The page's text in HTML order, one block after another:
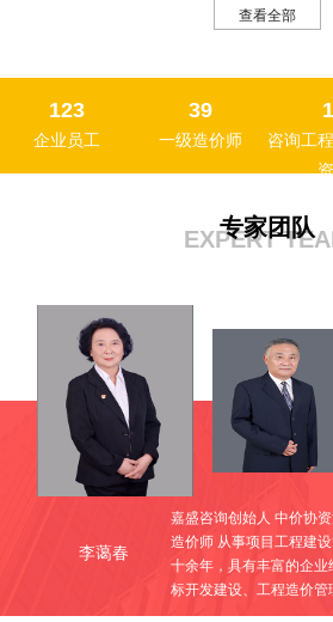
建设项目施工、材料设备采购、服务及
服务。
PPP项目咨询
受能力论证报告》；组织社会资本采购
同》、协助合同谈判；项目绩效评价和
BIM技术咨询服务
BIM技术实施应用方案； 可视化模
进行设计图纸问题梳理、碰撞检查；运用
合优化、施工方案模拟、施工进度模拟
协同平台对项目实施信息化协同管理。
在会计核算上，按照《企业会计准则
则》、《基本建设项目建设成本管理规
政策理解方面的指导服务，答疑解惑；
查看全部
123
企业员工
39
一级造价师
咨询工
专家团队
EXPERT
李蔼春
嘉盛咨询创始人 中价协
造价师 从事项目工程建
十余年，具有丰富的企
标开发建设、工程造价管